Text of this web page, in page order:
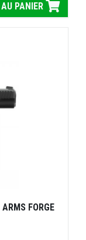
PANIER
FORGE